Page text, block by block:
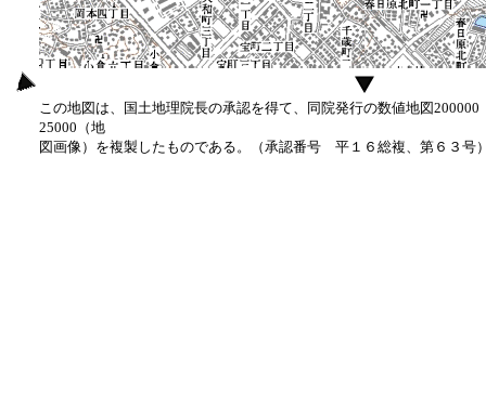
この地図は、国土地理院長の承認を得て、同院発行の数値地図
25000（地
図画像）を複製したものである。（承認番号 平１６総複、第６３号